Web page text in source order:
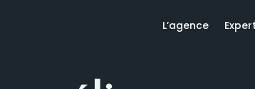
L’agence